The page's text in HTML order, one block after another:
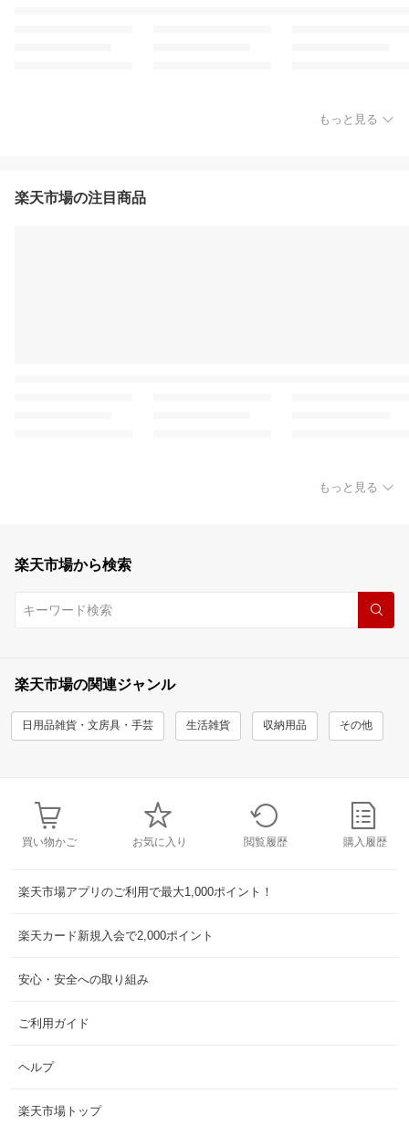
もっと見る
楽天市場の注目商品
もっと見る
楽天市場から検索
楽天市場の関連ジャンル
日用品雑貨・文房具・手芸 生活雑貨 収納用品 その他
買い物かご お気に入り 閲覧履歴 購入履歴
楽天市場アプリのご利用で最大1,000ポイント！
楽天カード新規入会で2,000ポイント
安心・安全への取り組み
ご利用ガイド
ヘルプ
楽天市場トップ